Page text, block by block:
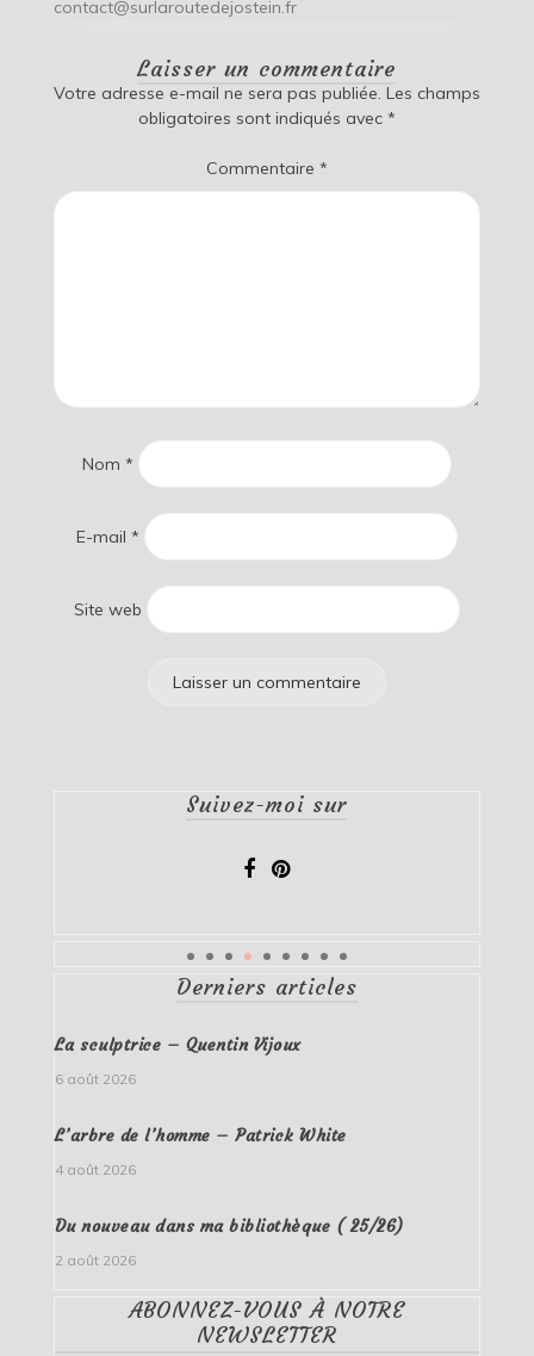
contact@surlaroutedejostein.fr
Laisser un commentaire
Votre adresse e-mail ne sera pas publiée. Les champs
obligatoires sont indiqués avec *
Commentaire *
Nom *
E-mail *
Site web
Suivez-moi sur
Derniers articles
La sculptrice – Quentin Vijoux
6 août 2026
L’arbre de l’homme – Patrick White
4 août 2026
Du nouveau dans ma bibliothèque ( 25/26)
2 août 2026
ABONNEZ-VOUS À NOTRE
NEWSLETTER